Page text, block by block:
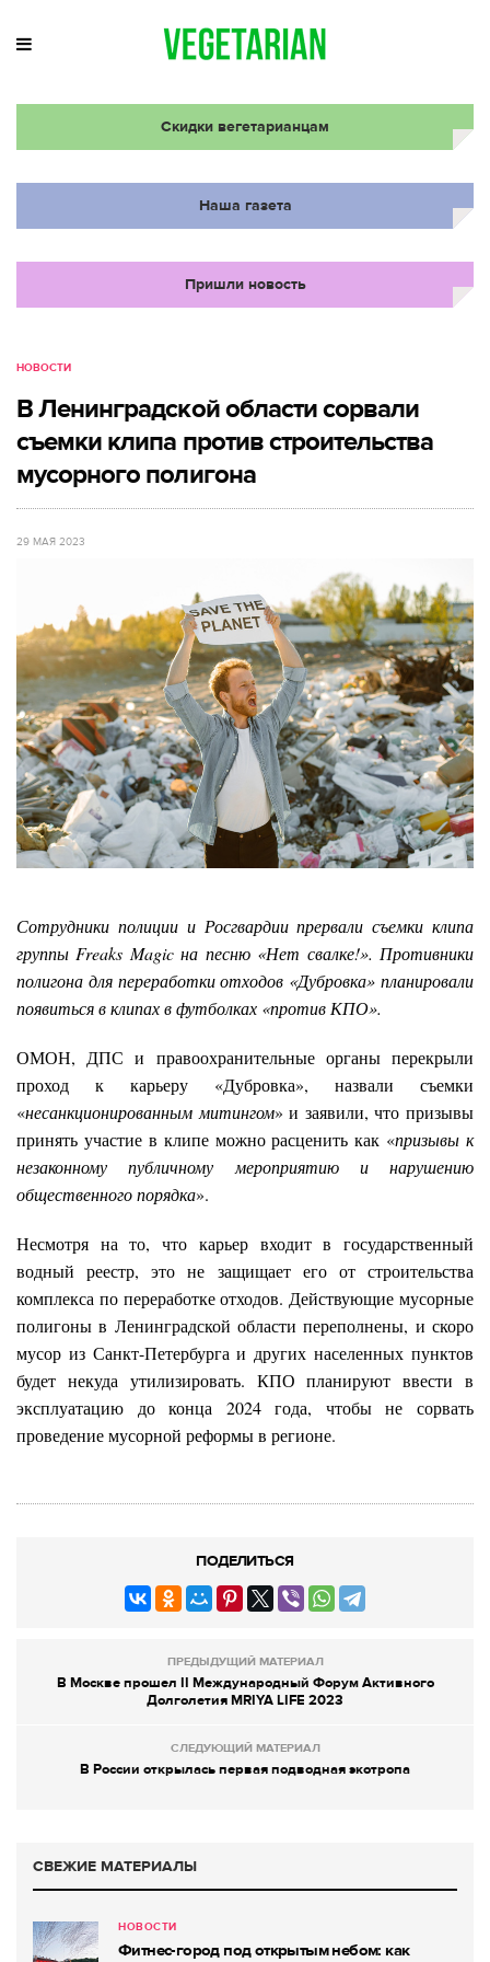
Скидки вегетарианцам
Наша газета
Пришли новость
НОВОСТИ
В Ленинградской области сорвали
съемки клипа против строительства
мусорного полигона
29 МАЯ 2023
Сотрудники полиции и Росгвардии прервали съемки клипа
группы Freaks Magic на песню «Нет свалке!». Противники
полигона для переработки отходов «Дубровка» планировали
появиться в клипах в футболках «против КПО».
ОМОН, ДПС и правоохранительные органы перекрыли
проход к карьеру «Дубровка», назвали съемки
«несанкционированным митингом» и заявили, что призывы
принять участие в клипе можно расценить как «призывы к
незаконному публичному мероприятию и нарушению
общественного порядка».
Несмотря на то, что карьер входит в государственный
водный реестр, это не защищает его от строительства
комплекса по переработке отходов. Действующие мусорные
полигоны в Ленинградской области переполнены, и скоро
мусор из Санкт-Петербурга и других населенных пунктов
будет некуда утилизировать. КПО планируют ввести в
эксплуатацию до конца 2024 года, чтобы не сорвать
проведение мусорной реформы в регионе.
ПОДЕЛИТЬСЯ
ПРЕДЫДУЩИЙ МАТЕРИАЛ
В Москве прошел II Международный Форум Активного
Долголетия MRIYA LIFE 2023
СЛЕДУЮЩИЙ МАТЕРИАЛ
В России открылась первая подводная экотропа
СВЕЖИЕ МАТЕРИАЛЫ
НОВОСТИ
Фитнес-город под открытым небом: как